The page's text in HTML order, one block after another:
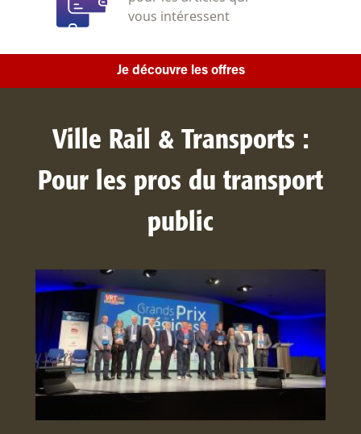
vous intéressent
Je découvre les offres
Ville Rail & Transports :
Pour les pros du transport
public